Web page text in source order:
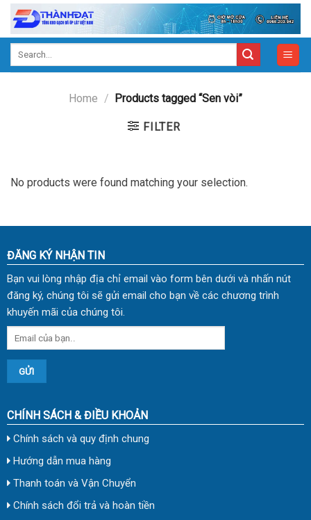
Skip
content
Home / Products tagged “Sen vòi”
FILTER
No products were found matching your selection.
ĐĂNG KÝ NHẬN TIN
Bạn vui lòng nhập địa chỉ email vào form bên dưới và nhấn nút
đăng ký, chúng tôi sẽ gửi email cho bạn về các chương trình
khuyến mãi của chúng tôi.
CHÍNH SÁCH & ĐIỀU KHOẢN
Chính sách và quy định chung
Hướng dẫn mua hàng
Thanh toán và Vận Chuyển
Chính sách đổi trả và hoàn tiền